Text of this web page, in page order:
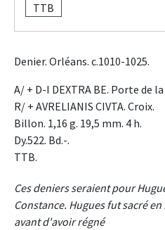
TTB
Denier. Orléans. c.1010-1025.
A/ + D-I DEXTRA BE. Porte de
R/ + AVRELIANIS CIVTA. Croix.
Billon. 1,16 g. 19,5 mm. 4 h.
Dy.522. Bd.-.
TTB.
Ces deniers seraient pour
Constance. Hugues fut sacré
avant d'avoir régné